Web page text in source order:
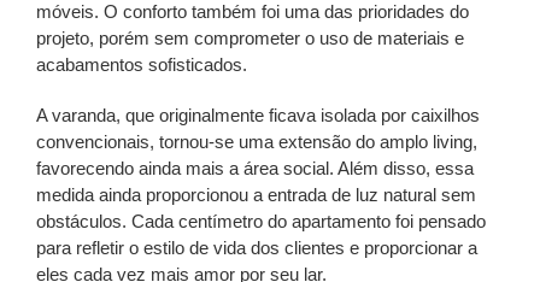
móveis. O conforto também foi uma das prioridades do
projeto, porém sem comprometer o uso de materiais e
acabamentos sofisticados.
A varanda, que originalmente ficava isolada por caixilhos
convencionais, tornou-se uma extensão do amplo living,
favorecendo ainda mais a área social. Além disso, essa
medida ainda proporcionou a entrada de luz natural sem
obstáculos. Cada centímetro do apartamento foi pensado
para refletir o estilo de vida dos clientes e proporcionar a
eles cada vez mais amor por seu lar.